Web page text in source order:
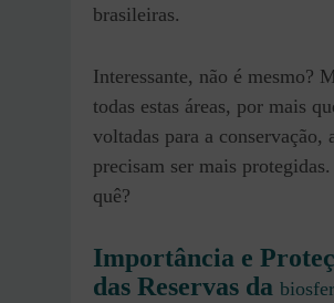
brasileiras.
Interessante, não é mesmo?
todas estas áreas, por mais
voltadas para a conservação,
precisam ser mais
quê?
Importância e
das Reservas da